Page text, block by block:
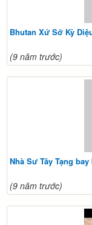
Bhutan Xứ Sở Kỳ
(9 năm trước)
Nhà Sư Tây Tạng
(9 năm trước)